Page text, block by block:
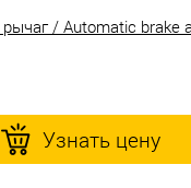
/ Automatic brake
Узнать цену